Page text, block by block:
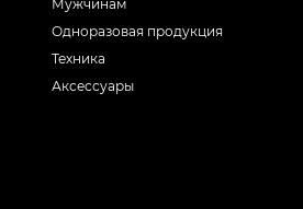
Мужчинам
Одноразовая продукция
Техника
Аксессуары